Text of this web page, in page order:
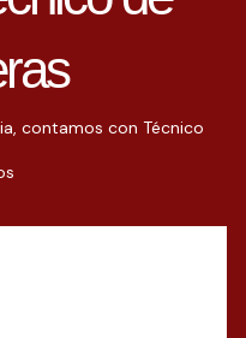
contamos con Técnico